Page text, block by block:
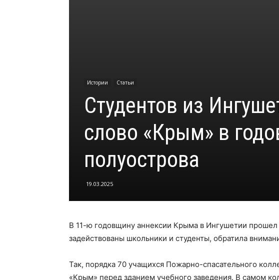
Истории Статьи
Студентов из
слово «Крым» в
полуострова
19.03.2025
В 11-ю годовщину аннексии Крыма в Ингушетии
задействованы школьники и студенты, обратила
Так, порядка 70 учащихся Пожарно-спасательного
«Крым» перед зданием учебного заведения. В самом